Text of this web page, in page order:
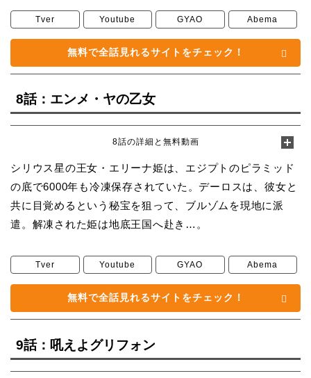
Tver Youtube GYAO Abema
無料で全話見れるサイトをチェック！
8話：エンメ・ヤの乙女
8話の詳細と無料動画
シリウス星の王女・エリーナ姫は、エジプトのピラミッド
の底で6000年も冷凍保存されていた。デーロスは、彼女と
共に目覚めるという秘宝を狙って、ブルゾムを現地に派
遣。解凍された姫は地底王国へ赴き…。
Tver Youtube GYAO Abema
無料で全話見れるサイトをチェック！
9話：吼えよグリフォン